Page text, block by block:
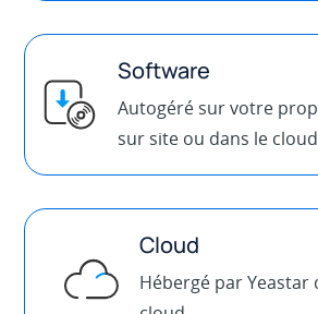
Software
Autogéré sur votre
sur site ou dans le cloud
Cloud
Hébergé par Yeastar